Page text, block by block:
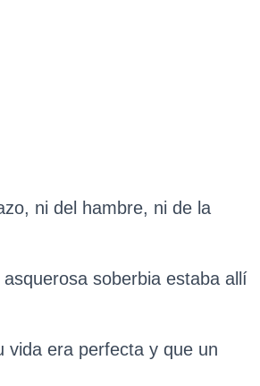
ni del hambre, ni de la
soberbia estaba allí
era perfecta y que un